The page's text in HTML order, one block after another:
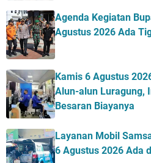
Agenda Kegiatan
Agustus 2026 Ada
Kamis 6 Agustus
Alun-alun Luragung,
Besaran Biayanya
Layanan Mobil
6 Agustus 2026 Ada